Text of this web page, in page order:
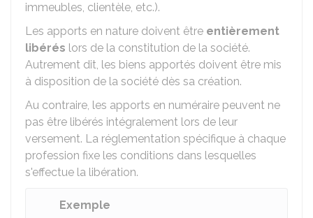
immeubles, clientèle, etc.).
Les apports en nature doivent être entièrement
libérés lors de la constitution de la société.
Autrement dit, les biens apportés doivent être mis
à disposition de la société dès sa création.
Au contraire, les apports en numéraire peuvent ne
pas être libérés intégralement lors de leur
versement. La réglementation spécifique à chaque
profession fixe les conditions dans lesquelles
s'effectue la libération.
Exemple